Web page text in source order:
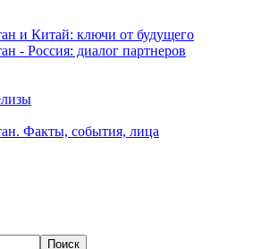
и Китай: ключи от будущего
- Россия: диалог партнеров
Факты, события, лица